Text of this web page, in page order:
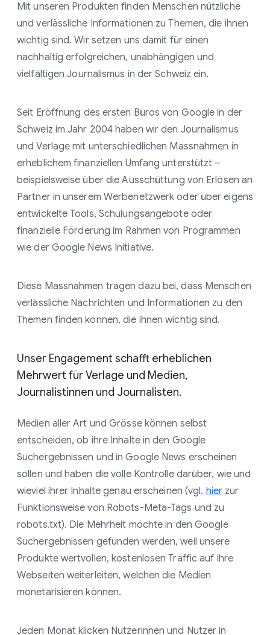
Mit unseren Produkten finden Menschen nützliche
und verlässliche Informationen zu Themen, die ihnen
wichtig sind. Wir setzen uns damit für einen
nachhaltig erfolgreichen, unabhängigen und
vielfältigen Journalismus in der Schweiz ein.
Seit Eröffnung des ersten Büros von Google in der
Schweiz im Jahr 2004 haben wir den Journalismus
und Verlage mit unterschiedlichen Massnahmen in
erheblichem finanziellen Umfang unterstützt –
beispielsweise über die Ausschüttung von Erlösen an
Partner in unserem Werbenetzwerk oder über eigens
entwickelte Tools, Schulungsangebote oder
finanzielle Förderung im Rahmen von Programmen
wie der Google News Initiative.
Diese Massnahmen tragen dazu bei, dass Menschen
verlässliche Nachrichten und Informationen zu den
Themen finden können, die ihnen wichtig sind.
Unser Engagement schafft erheblichen
Mehrwert für Verlage und Medien,
Journalistinnen und Journalisten.
Medien aller Art und Grösse können selbst
entscheiden, ob ihre Inhalte in den Google
Suchergebnissen und in Google News erscheinen
sollen und haben die volle Kontrolle darüber, wie und
wieviel ihrer Inhalte genau erscheinen (vgl. hierzur
Funktionsweise von Robots-Meta-Tags und zu
robots.txt). Die Mehrheit möchte in den Google
Suchergebnissen gefunden werden, weil unsere
Produkte wertvollen, kostenlosen Traffic auf ihre
Webseiten weiterleiten, welchen die Medien
monetarisieren können.
Jeden Monat klicken Nutzerinnen und Nutzer in